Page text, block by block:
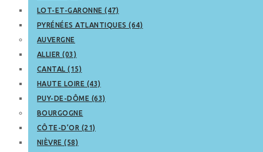
LOT-ET-GARONNE (47)
PYRÉNÉES ATLANTIQUES (64)
AUVERGNE
ALLIER (03)
CANTAL (15)
HAUTE LOIRE (43)
PUY-DE-DÔME (63)
BOURGOGNE
CÔTE-D’OR (21)
NIÈVRE (58)